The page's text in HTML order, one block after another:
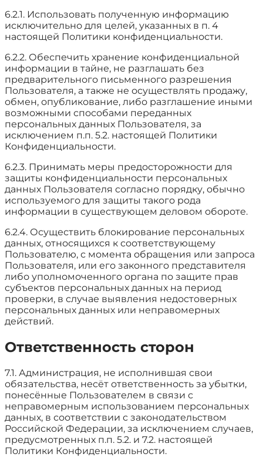
6.2.1. Использовать полученную информацию
исключительно для целей, указанных в п. 4
настоящей Политики конфиденциальности.
6.2.2. Обеспечить хранение конфиденциальной
информации в тайне, не разглашать без
предварительного письменного разрешения
Пользователя, а также не осуществлять продажу,
обмен, опубликование, либо разглашение иными
возможными способами переданных
персональных данных Пользователя, за
исключением п.п. 5.2. настоящей Политики
Конфиденциальности.
6.2.3. Принимать меры предосторожности для
защиты конфиденциальности персональных
данных Пользователя согласно порядку, обычно
используемого для защиты такого рода
информации в существующем деловом обороте.
6.2.4. Осуществить блокирование персональных
данных, относящихся к соответствующему
Пользователю, с момента обращения или запроса
Пользователя, или его законного представителя
либо уполномоченного органа по защите прав
субъектов персональных данных на период
проверки, в случае выявления недостоверных
персональных данных или неправомерных
действий.
Ответственность сторон
7.1. Администрация, не исполнившая свои
обязательства, несёт ответственность за убытки,
понесённые Пользователем в связи с
неправомерным использованием персональных
данных, в соответствии с законодательством
Российской Федерации, за исключением случаев,
предусмотренных п.п. 5.2. и 7.2. настоящей
Политики Конфиденциальности.